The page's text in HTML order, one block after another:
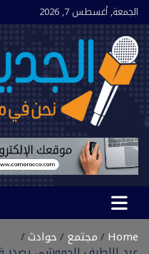
Skip
to
content
الجمعة, أغسطس 7, 2026
الجديد بريس
نحن في مهمة لنقدم لكم
Home مجتمع حوادث